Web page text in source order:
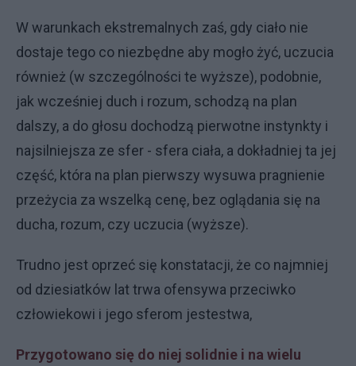
W warunkach ekstremalnych zaś, gdy ciało nie
dostaje tego co niezbędne aby mogło żyć, uczucia
również (w szczególności te wyższe), podobnie,
jak wcześniej duch i rozum, schodzą na plan
dalszy, a do głosu dochodzą pierwotne instynkty i
najsilniejsza ze sfer - sfera ciała, a dokładniej ta jej
część, która na plan pierwszy wysuwa pragnienie
przeżycia za wszelką cenę, bez oglądania się na
ducha, rozum, czy uczucia (wyższe).
Trudno jest oprzeć się konstatacji, że co najmniej
od dziesiatków lat trwa ofensywa przeciwko
człowiekowi i jego sferom jestestwa,
Przygotowano się do niej solidnie i na wielu